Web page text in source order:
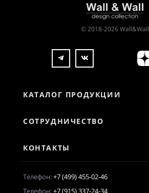
© 2018-2026 Wall&Wall
КАТАЛОГ ПРОДУКЦИИ
СОТРУДНИЧЕСТВО
КОНТАКТЫ
Телефон:+7 (499) 455-02-46
Телефон:+7 (915) 337-24-34